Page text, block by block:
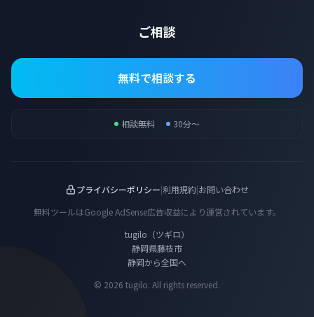
ご相談
無料で相談する
相談無料 30分〜
プライバシーポリシー|利用規約|お問い合わせ
無料ツールはGoogle AdSense広告収益により運営されています。
tugilo（ツギロ）
静岡県藤枝市
静岡から全国へ
© 2026 tugilo. All rights reserved.